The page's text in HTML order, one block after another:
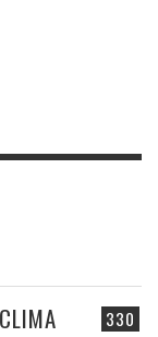
330